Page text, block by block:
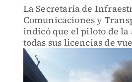
La Secretaría de
Comunicaciones y
indicó que el piloto de
todas sus licencias de